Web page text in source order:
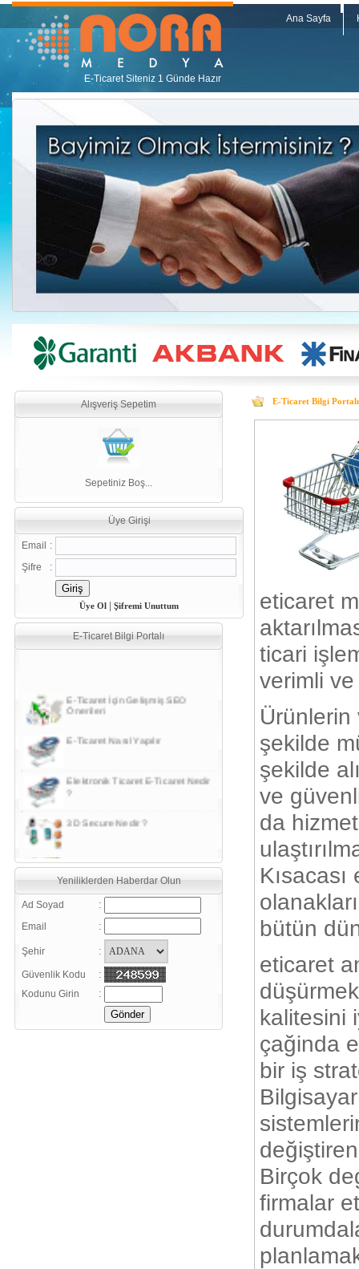
E-Ticaret Siteniz 1 Günde Hazır
Ana Sayfa
Alışveriş Sepetim
Sepetiniz Boş...
Üye Girişi
Email
:
Şifre
:
Üye Ol Şifremi Unuttum
E-Ticaret Bilgi Portalı
E-Ticaret Nasıl Yapılır
3D Secure Nedir ?
Güvenlik sertifikaları ile ilgili bazı
Daha verimli satışlar için, Google
Analiz Kullanın
Nedir ?
E-Ticaret Sözlüğü
Yeniliklerden Haberdar Olun
Ad Soyad
:
Email
:
Şehir :
Güvenlik Kodu
:
Kodunu Girin
:
E-Ticaret Bilgi Portalı
eticaret
ticari
verimli ve
şekilde
şekilde
ve
da
bütün
eticaret
kalitesini
çağinda
bir iş
Birçok
firmalar